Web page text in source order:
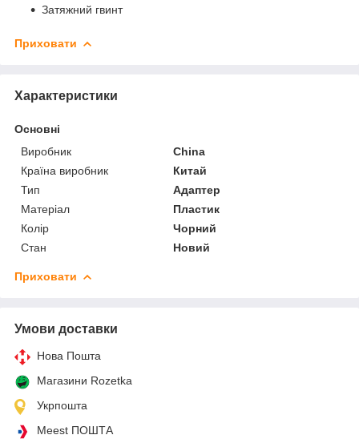
Затяжний гвинт
Приховати
Характеристики
Основні
Виробник
China
Країна виробник
Китай
Тип
Адаптер
Матеріал
Пластик
Колір
Чорний
Стан
Новий
Приховати
Умови доставки
Нова Пошта
Магазини Rozetka
Укрпошта
Meest ПОШТА